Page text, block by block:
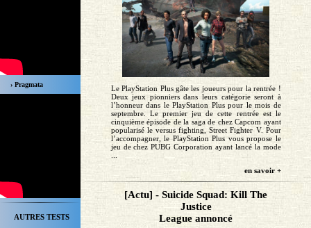
› Pragmata
AUTRES TESTS
Le PlayStation Plus gâte les joueurs pour la rentrée !
Deux jeux pionniers dans leurs catégorie seront à
l’honneur dans le PlayStation Plus pour le mois de
septembre. Le premier jeu de cette rentrée est le
cinquième épisode de la saga de chez Capcom ayant
popularisé le versus fighting, Street Fighter V. Pour
l’accompagner, le PlayStation Plus vous propose le
jeu de chez PUBG Corporation ayant lancé la mode
en savoir +
[Actu] - Suicide Squad: Kill The
Justice
League annoncé